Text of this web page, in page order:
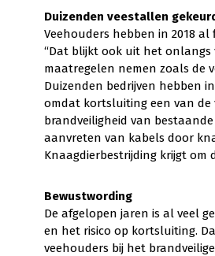
Duizenden veestallen
Veehouders hebben in 2018
“Dat blijkt ook uit het onlangs
maatregelen nemen zoals de
Duizenden bedrijven hebben
omdat kortsluiting een van de
brandveiligheid van
aanvreten van kabels door
Knaagdierbestrijding krijgt om
Bewustwording
De afgelopen jaren is al veel
en het risico op kortsluiting.
veehouders bij het